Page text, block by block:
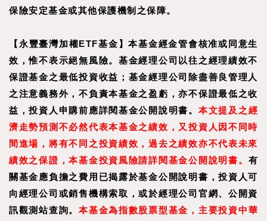
保險安定基金或其他保護機制之保障。
【永豐臺灣加權ETF基金】本基金經金管會核准或同意生
效，惟不表示絕無風險。基金經理公司以往之經理績效不
保證基金之最低投資收益；基金經理公司除盡善良管理人
之注意義務外，不負責本基金之盈虧，亦不保證最低之收
益，投資人申購前應詳閱基金公開說明書。 本文提及之經
濟走勢預測不必然代表本基金之績效，又投資人因不同時
間進場，將有不同之投資績效，過去之績效亦不代表未來
績效之保證，本基金投資風險請詳閱基金公開說明書。 有
關基金應負擔之費用已揭露於基金公開說明書，投資人可
向經理公司或銷售機構索取，或於經理公司官網、公開資
訊觀測站查詢。本基金為指數股票型基金，主要投資中華